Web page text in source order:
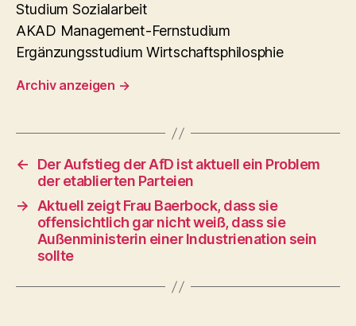
Studium Sozialarbeit
AKAD Management-Fernstudium
Ergänzungsstudium Wirtschaftsphilosphie
Archiv anzeigen →
←
Der Aufstieg der AfD ist aktuell ein Problem
der etablierten Parteien
→
Aktuell zeigt Frau Baerbock, dass sie
offensichtlich gar nicht weiß, dass sie
Außenministerin einer Industrienation sein
sollte